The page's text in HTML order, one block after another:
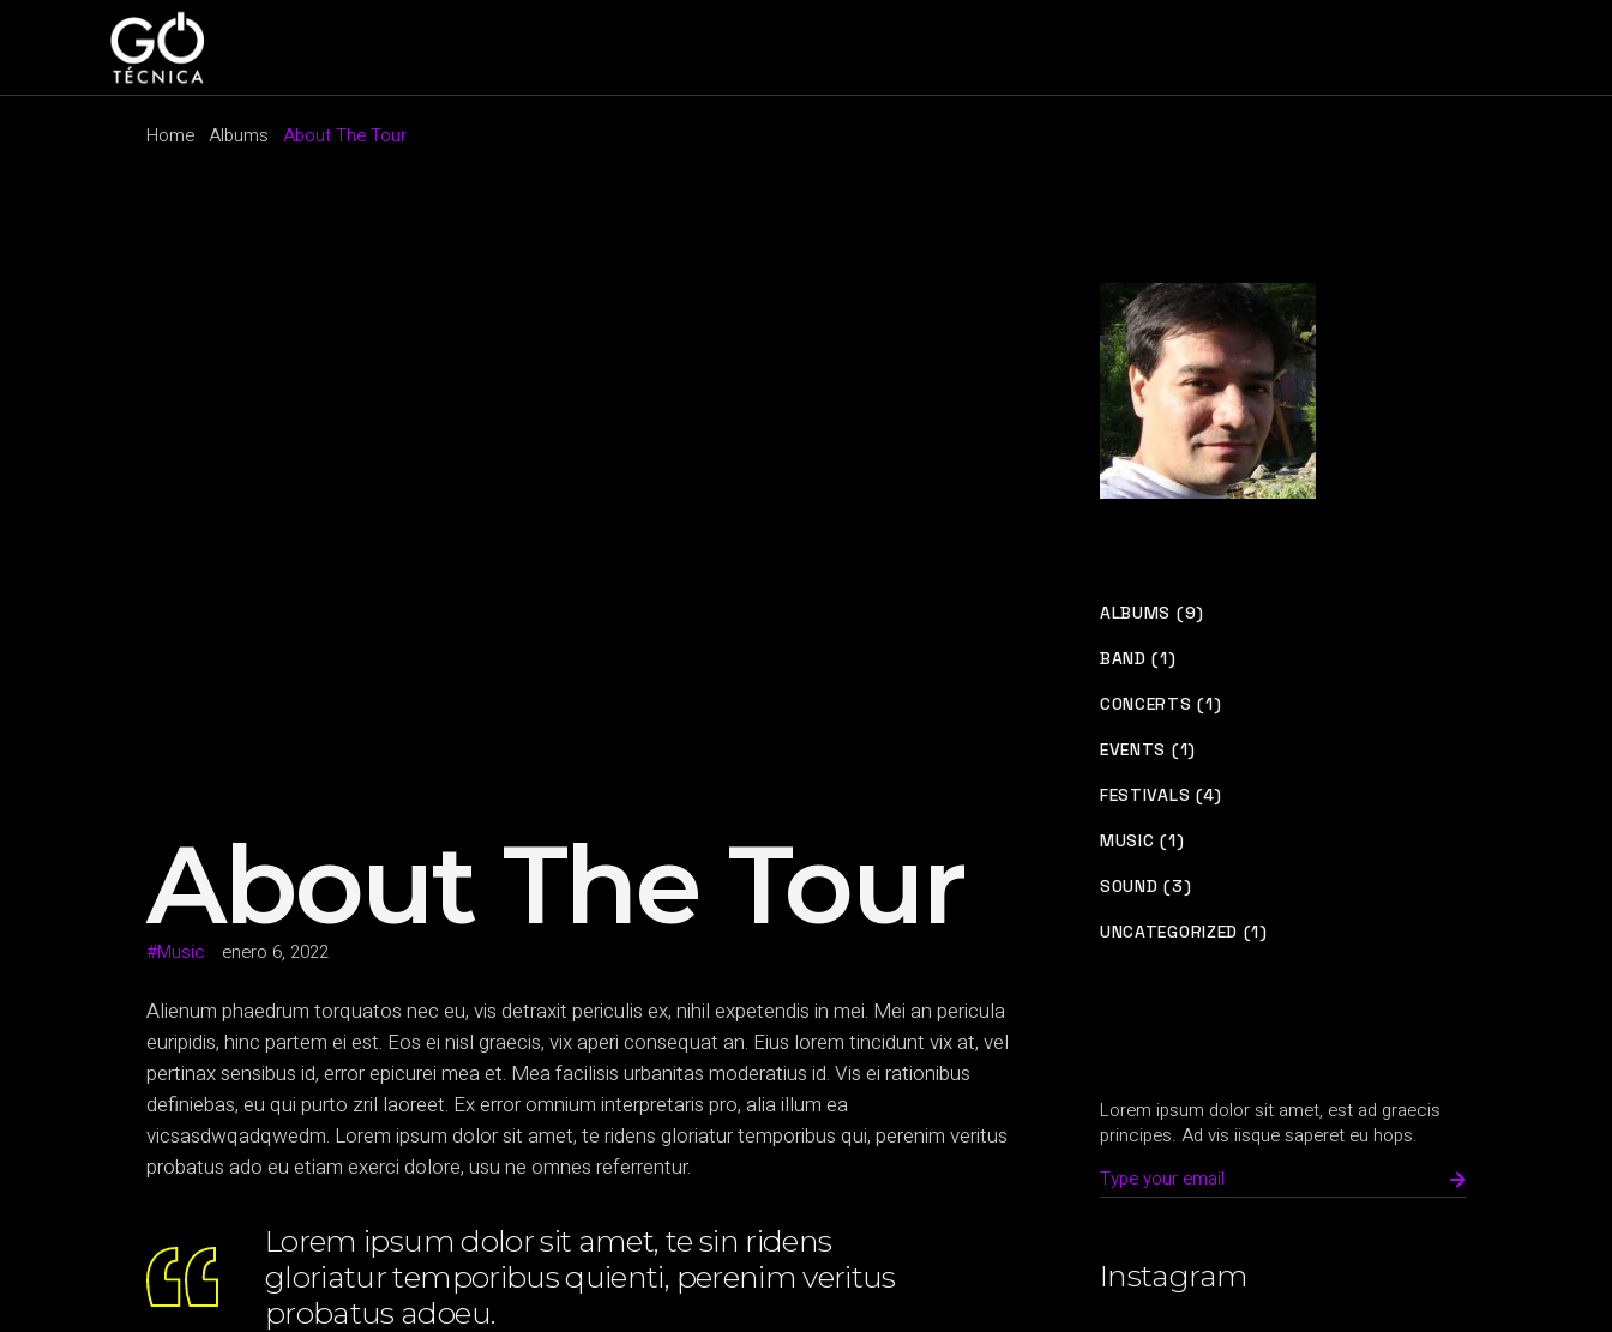
Home Albums About The Tour
About The Tour
Music enero 6, 2022
Alienum phaedrum torquatos nec eu, vis detraxit periculis ex, nihil expetendis in mei. Mei an pericula
euripidis, hinc partem ei est. Eos ei nisl graecis, vix aperi consequat an. Eius lorem tincidunt vix at, vel
pertinax sensibus id, error epicurei mea et. Mea facilisis urbanitas moderatius id. Vis ei rationibus
definiebas, eu qui purto zril laoreet. Ex error omnium interpretaris pro, alia illum ea
vicsasdwqadqwedm. Lorem ipsum dolor sit amet, te ridens gloriatur temporibus qui, perenim veritus
probatus ado eu etiam exerci dolore, usu ne omnes referrentur.
Lorem ipsum dolor sit amet, te sin ridens
gloriatur temporibus quienti, perenim veritus
probatus adoeu.
ALBUMS (9)
BAND (1)
CONCERTS (1)
EVENTS (1)
FESTIVALS (4)
MUSIC (1)
SOUND (3)
UNCATEGORIZED (1)
Lorem ipsum dolor sit amet, est ad graecis
principes. Ad vis iisque saperet eu hops.
Instagram